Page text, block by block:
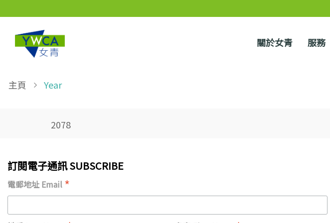
關於女青 服務
主頁 Year
2078
訂閱電子通訊 SUBSCRIBE
電郵地址 Email *